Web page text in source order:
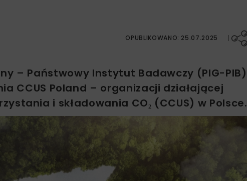
OPUBLIKOWANO: 25.07.2025
– Państwowy Instytut Badawczy (PIG-PIB)
CCUS Poland – organizacji działającej
i składowania CO₂ (CCUS) w Polsce.